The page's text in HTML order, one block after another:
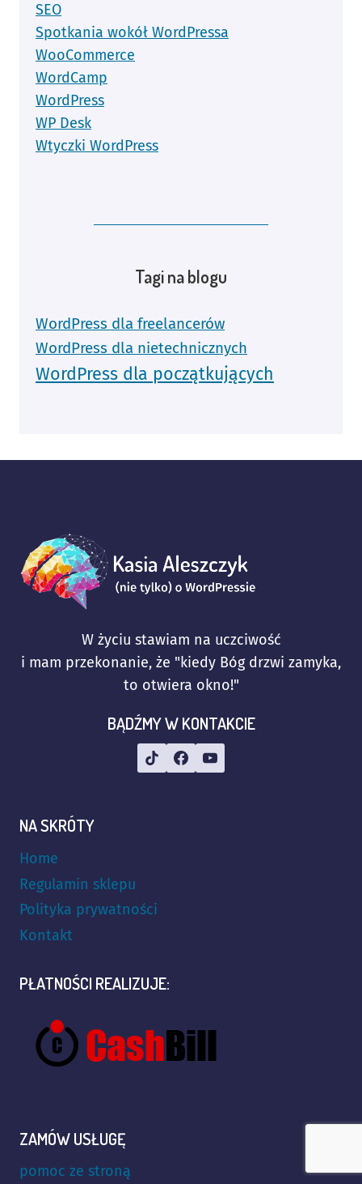
SEO
Spotkania wokół WordPressa
WooCommerce
WordCamp
WordPress
WP Desk
Wtyczki WordPress
Tagi na blogu
WordPress dla freelancerów
WordPress dla nietechnicznych
WordPress dla początkujących
W życiu stawiam na uczciwość
i mam przekonanie, że "kiedy Bóg drzwi zamyka,
to otwiera okno!"
BĄDŹMY W KONTAKCIE
NA SKRÓTY
Home
Regulamin sklepu
Polityka prywatności
Kontakt
PŁATNOŚCI REALIZUJE:
ZAMÓW USŁUGĘ
pomoc ze stroną